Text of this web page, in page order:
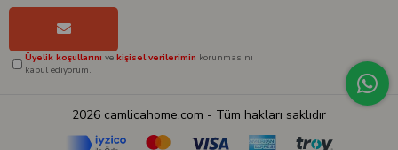
Üyelik koşullarını ve kişisel verilerimin korunmasını
kabul ediyorum.
2026 camlicahome.com - Tüm hakları saklıdır